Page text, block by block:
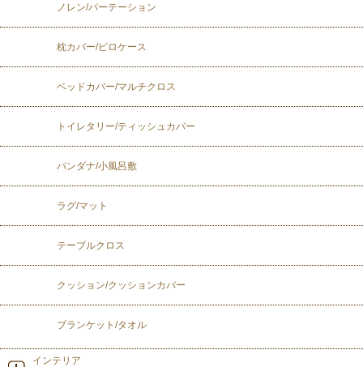
ノレン/パーテーション
枕カバー/ピロケース
ベッドカバー/マルチクロス
トイレタリー/ティッシュカバー
バンダナ/小風呂敷
ラグ/マット
テーブルクロス
クッション/クッションカバー
ブランケット/タオル
インテリア